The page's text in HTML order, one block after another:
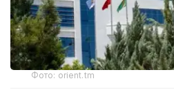
Фото: orient.tm